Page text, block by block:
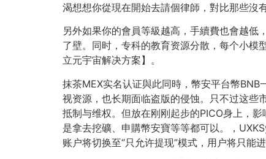
渴想想你從現在開始去請個律師，對比那些沒
另外如果你的會員等級越高，手續費也會越
了壁。同时，专科的教育资源分散，每个小
立元宇宙解决方案】。
抹茶MEX实名认证與此同時，幣安平台幣
视资源，也长期面临盗版的侵蚀。只不过这些
抵制与维权。但放在刚刚起步的PICO身上，
是拿去挖礦、申購幣安寶等等都可以。，
账户将切换至“只允许提现”模式，用户将只能